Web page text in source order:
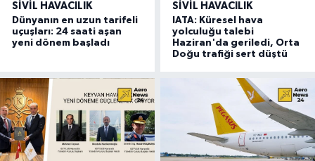
SIVIL HAVACILIK
Dünyanın en uzun tarifeli
uçuşları: 24 saati aşan
yeni dönem başladı
SIVIL HAVACILIK
IATA: Küresel hava
yolculuğu talebi
Haziran'da geriledi, Orta
Doğu trafiği sert düştü